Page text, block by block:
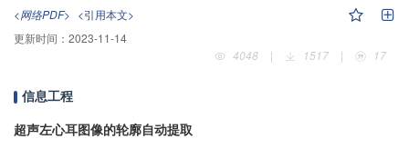
际联合运行结果和核定电量计算结果得到的补偿效益更贴近实际。新模型依据
各方协商确定的分摊原则，先以单站分摊比例最大为目标求得个体偏好下的分
摊原则权重向量，然后按照群体一致性原理求解各分摊原则的群体权重，最后
以距离不同分摊原则的分摊结果最近为目标计算各电站的分摊比例，整个过程
例计算结果公平、合理，易于各方接受，可为不同主体的梯级水电联合调度增
发效益补偿提供参考。
<网络PDF> <引用本文>
更新时间： 2023-11-14
4048
| 1517 | 17
信息工程
超声左心耳图像的轮廓自动提取